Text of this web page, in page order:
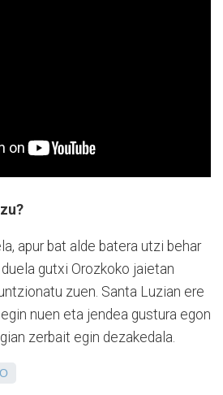
apur bat alde batera utzi behar
gutxi Orozkoko jaietan
zuen. Santa Luzian ere
nuen eta jendea gustura egon
zerbait egin dezakedala.